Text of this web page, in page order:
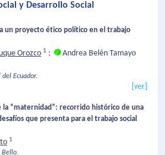
y Desarrollo Social
un proyecto ético político en el trabajo
Orozco 1 ;
Andrea Belén Tamayo
Ecuador.
[ver]
la “maternidad”: recorrido histórico de una
que presenta para el trabajo social
1
Bello.